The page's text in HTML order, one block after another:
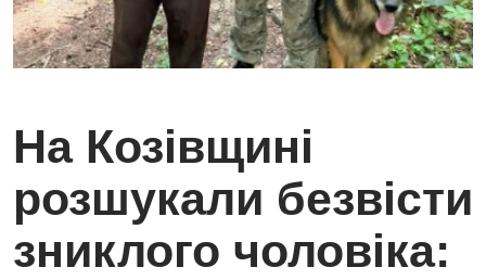
На Козівщині
розшукали безвісти
зниклого чоловіка: